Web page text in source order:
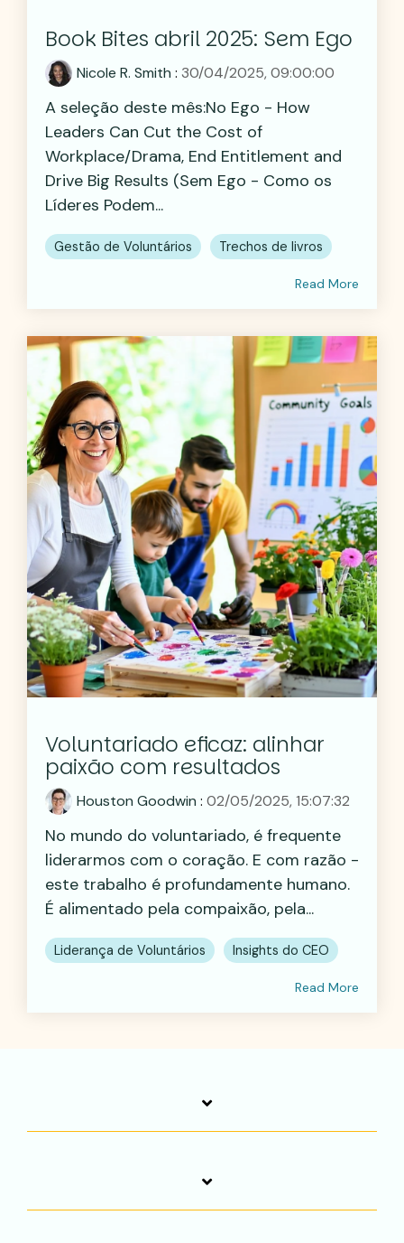
Book Bites abril 2025: Sem Ego
Nicole R. Smith : 30/04/2025, 09:00:00
A seleção deste mês:No Ego - How
Leaders Can Cut the Cost of
Workplace/Drama, End Entitlement and
Drive Big Results (Sem Ego - Como os
Líderes Podem...
Gestão de Voluntários Trechos de livros
Read More
Voluntariado eficaz: alinhar
paixão com resultados
Houston Goodwin : 02/05/2025, 15:07:32
No mundo do voluntariado, é frequente
liderarmos com o coração. E com razão -
este trabalho é profundamente humano.
É alimentado pela compaixão, pela...
Liderança de Voluntários Insights do CEO
Read More